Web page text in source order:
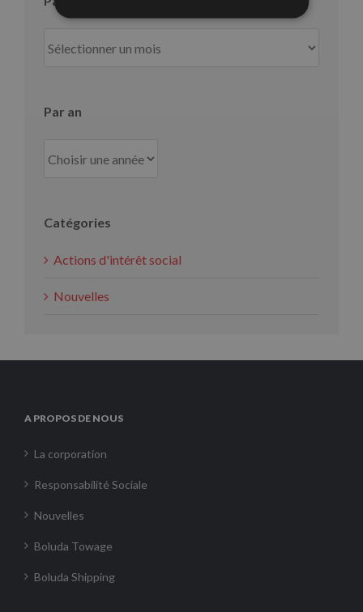
mois
Par an
Catégories
Actions d'intérêt social
Nouvelles
A PROPOS DE NOUS
La corporation
Responsabilité Sociale
Nouvelles
Boluda Towage
Boluda Shipping